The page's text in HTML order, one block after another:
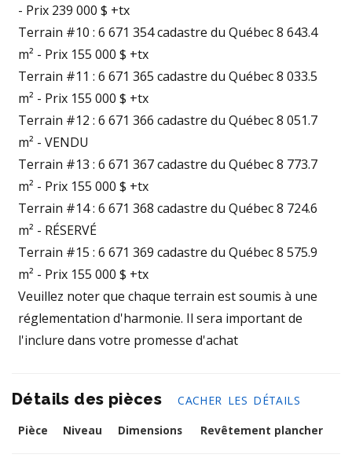
- Prix 239 000 $ +tx
Terrain #10 : 6 671 354 cadastre du Québec 8 643.4
m² - Prix 155 000 $ +tx
Terrain #11 : 6 671 365 cadastre du Québec 8 033.5
m² - Prix 155 000 $ +tx
Terrain #12 : 6 671 366 cadastre du Québec 8 051.7
m² - VENDU
Terrain #13 : 6 671 367 cadastre du Québec 8 773.7
m² - Prix 155 000 $ +tx
Terrain #14 : 6 671 368 cadastre du Québec 8 724.6
m² - RÉSERVÉ
Terrain #15 : 6 671 369 cadastre du Québec 8 575.9
m² - Prix 155 000 $ +tx
Veuillez noter que chaque terrain est soumis à une
réglementation d'harmonie. Il sera important de
l'inclure dans votre promesse d'achat
Détails des pièces
CACHER LES DÉTAILS
Pièce
Niveau Dimensions Revêtement plancher